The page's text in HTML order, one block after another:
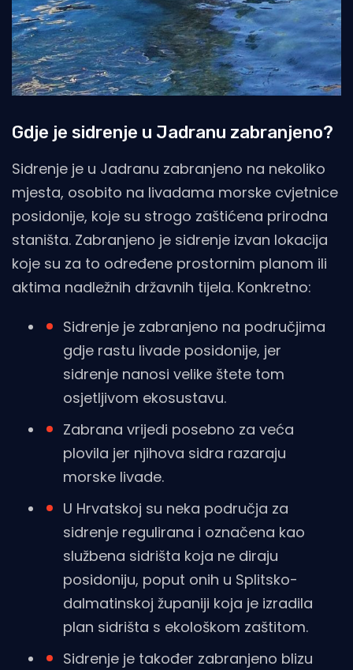
Gdje je sidrenje u Jadranu zabranjeno?
Sidrenje je u Jadranu zabranjeno na nekoliko
mjesta, osobito na livadama morske cvjetnice
posidonije, koje su strogo zaštićena prirodna
staništa. Zabranjeno je sidrenje izvan lokacija
koje su za to određene prostornim planom ili
aktima nadležnih državnih tijela. Konkretno:
Sidrenje je zabranjeno na područjima
gdje rastu livade posidonije, jer
sidrenje nanosi velike štete tom
osjetljivom ekosustavu.
Zabrana vrijedi posebno za veća
plovila jer njihova sidra razaraju
morske livade.
U Hrvatskoj su neka područja za
sidrenje regulirana i označena kao
službena sidrišta koja ne diraju
posidoniju, poput onih u Splitsko-
dalmatinskoj županiji koja je izradila
plan sidrišta s ekološkom zaštitom.
Sidrenje je također zabranjeno blizu